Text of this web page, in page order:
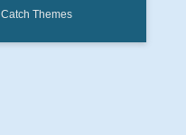
Catch Themes